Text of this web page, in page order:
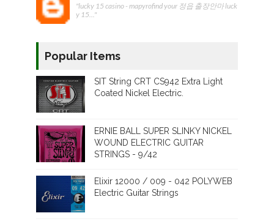
"lucky 15 casino - mapyrofind your 정읍 출장안마 luck
y 15..."
Popular Items
SIT String CRT CS942 Extra Light
Coated Nickel Electric.
ERNIE BALL SUPER SLINKY NICKEL
WOUND ELECTRIC GUITAR
STRINGS - 9/42
Elixir 12000 / 009 - 042 POLYWEB
Electric Guitar Strings